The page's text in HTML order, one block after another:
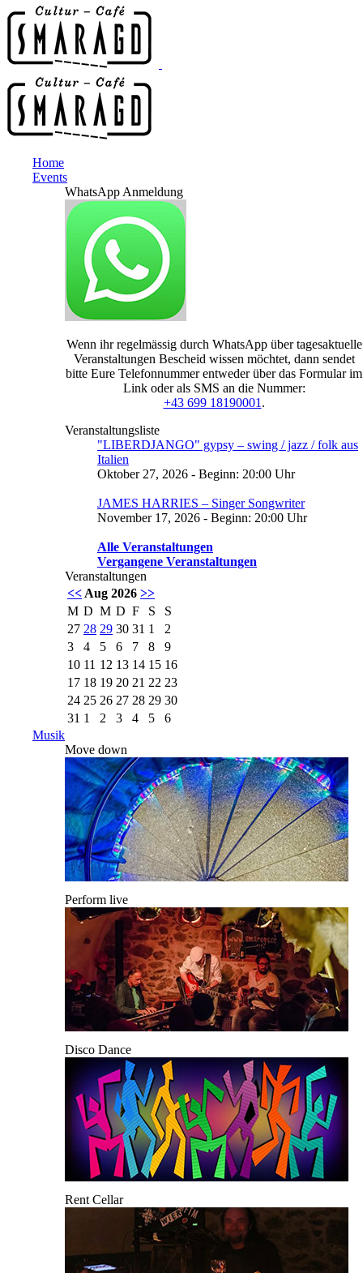
Home
Events
WhatsApp Anmeldung
Wenn ihr regelmässig durch WhatsApp über tagesaktuelle
Veranstaltungen Bescheid wissen möchtet, dann sendet
bitte Eure Telefonnummer entweder über das Formular im
Link oder als SMS an die Nummer:
+43 699 18190001 .
Veranstaltungsliste
"LIBERDJANGO" gypsy – swing / jazz / folk aus
Italien
Oktober 27, 2026 - Beginn: 20:00 Uhr
JAMES HARRIES – Singer Songwriter
November 17, 2026 - Beginn: 20:00 Uhr
Alle Veranstaltungen
Vergangene Veranstaltungen
Veranstaltungen
<< Aug 2026 >>
M D M D F S
S
27 28 29 30 31 1
2
3
4 5 6 7 8
9
10 11 12 13 14 15 16
17 18 19 20 21 22 23
24 25 26 27 28 29 30
31 1 2 3 4 5
6
Musik
Move down
Perform live
Disco Dance
Rent Cellar